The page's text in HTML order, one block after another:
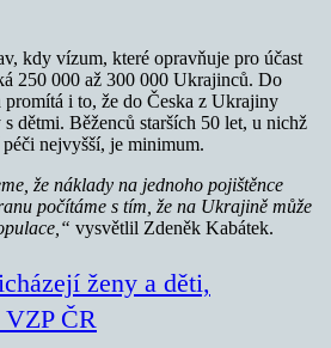
kdy vízum, které opravňuje pro účast
250 000 až 300 000 Ukrajinců. Do
i to, že do Česka z Ukrajiny
dětmi. Běženců starších 50 let, u nichž
nejvyšší, je minimum.
že náklady na jednoho pojištěnce
počítáme s tím, že na Ukrajině může
vysvětlil Zdeněk Kabátek.
ženy a děti,
ČR